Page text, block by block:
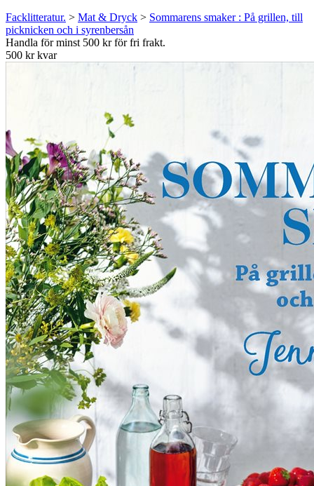
Facklitteratur. > Mat & Dryck > Sommarens smaker : På grillen, till
picknicken och i syrenbersån
Handla för minst 500 kr för fri frakt.
500 kr kvar